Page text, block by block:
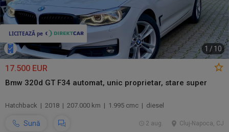
1 / 10
17.500 EUR
Bmw 320d GT F34 automat, unic proprietar, stare super
Hatchback | 2018 | 207.000 km | 1.995 cmc | diesel
Sună Cluj-Napoca, CJ
2 aug.